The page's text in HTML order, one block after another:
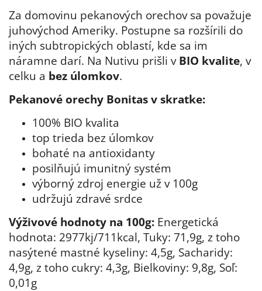
Za domovinu pekanových orechov sa považuje
juhovýchod Ameriky. Postupne sa rozšírili do
iných subtropických oblastí, kde sa im
náramne darí. Na Nutivu prišli v BIO kvalite, v
celku a bez úlomkov.
Pekanové orechy Bonitas v skratke:
100% BIO kvalita
top trieda bez úlomkov
bohaté na antioxidanty
posilňujú imunitný systém
výborný zdroj energie už v 100g
udržujú zdravé srdce
Výživové hodnoty na 100g: Energetická
hodnota: 2977kj/711kcal, Tuky: 71,9g, z toho
nasýtené mastné kyseliny: 4,5g, Sacharidy:
4,9g, z toho cukry: 4,3g, Bielkoviny: 9,8g, Soľ:
0,01g